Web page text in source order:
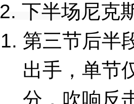
2. 下半场尼克
第三节后半
出手，单节
分，吹响反